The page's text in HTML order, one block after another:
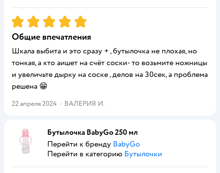
Рейтинг:5
Общие впечатления
Шкала выбита и это сразу + , бутылочка не плохая, но
тонкая, а кто аишет на счёт соски- то возьмите ножницы
и увеличьте дырку на соске , делов на 30сек, а проблема
решена 😁
22 апреля 2024 · ВАЛЕРИЯ И.
Бутылочка BabyGo 250 мл
Перейти к бренду BabyGo
Перейти в категорию Бутылочки